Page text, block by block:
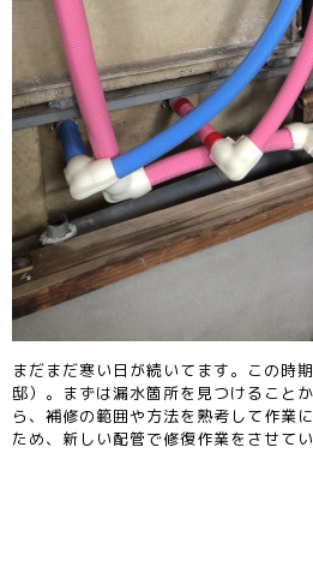
まだまだ寒い日が続いてます。この時
邸）。まずは漏水箇所を見つけること
ら、補修の範囲や方法を熟考して作業
ため、新しい配管で修復作業をさせてい